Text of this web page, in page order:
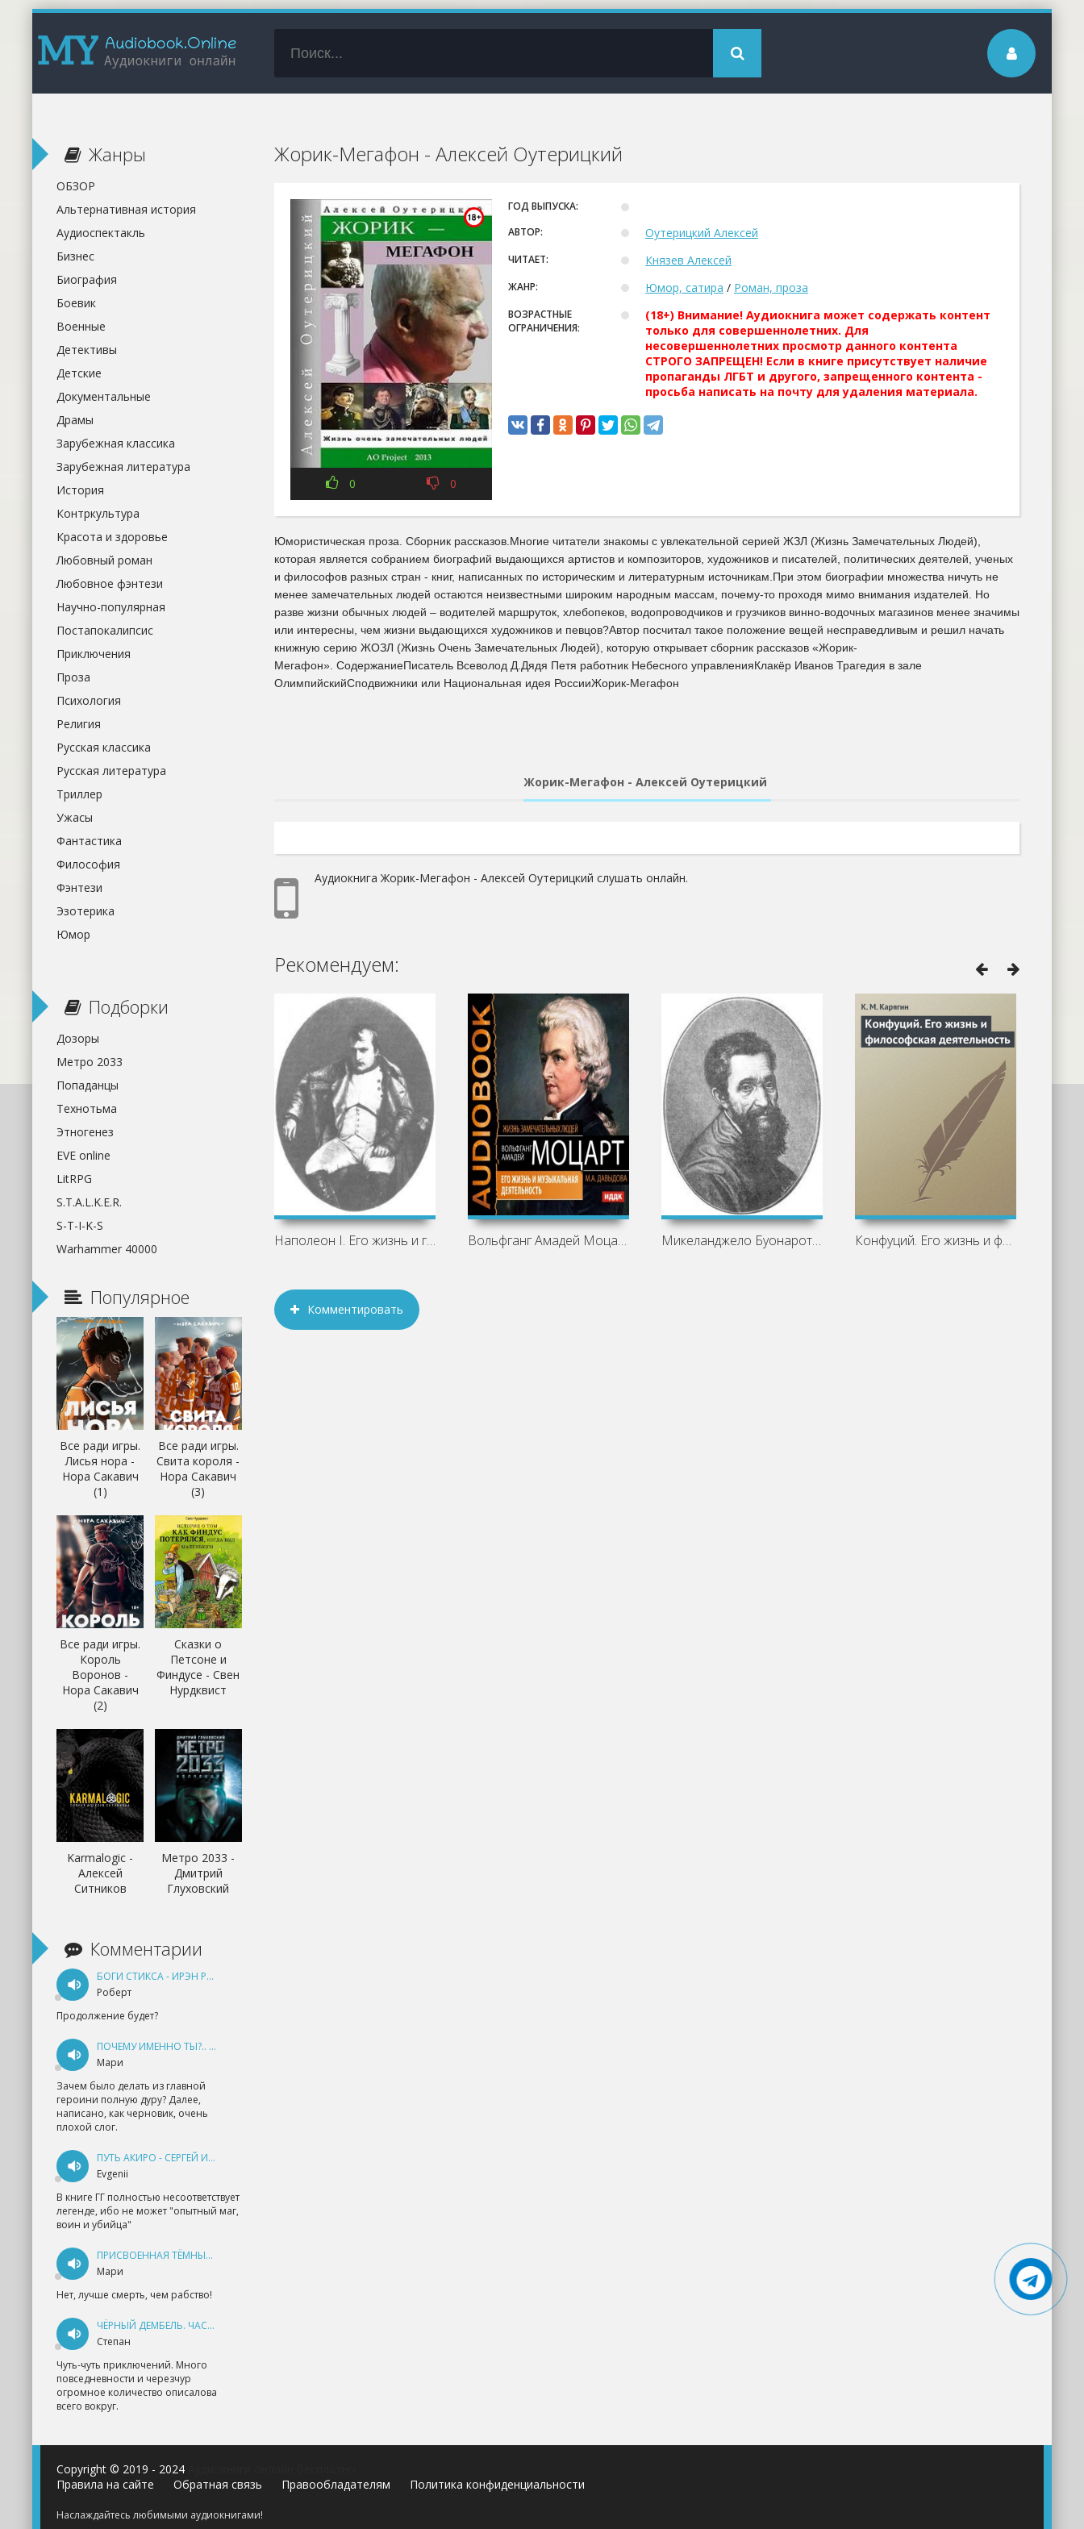
Жорик-Мегафон - Алексей Оутерицкий
0 0
ГОД ВЫПУСКА:
АВТОР:
Оутерицкий Алексей
ЧИТАЕТ: Князев Алексей
ЖАНР: Юмор, сатира / Роман, проза
ВОЗРАСТНЫЕ
ОГРАНИЧЕНИЯ:
(18+) Внимание! Аудиокнига может содержать контент
только для совершеннолетних. Для
несовершеннолетних просмотр данного контента
СТРОГО ЗАПРЕЩЕН! Если в книге присутствует наличие
пропаганды ЛГБТ и другого, запрещенного контента -
просьба написать на почту для удаления материала.
Юмористическая проза. Сборник рассказов.Многие читатели знакомы с увлекательной серией ЖЗЛ (Жизнь Замечательных Людей),
которая является собранием биографий выдающихся артистов и композиторов, художников и писателей, политических деятелей, ученых
и философов разных стран - книг, написанных по историческим и литературным источникам.При этом биографии множества ничуть не
менее замечательных людей остаются неизвестными широким народным массам, почему-то проходя мимо внимания издателей. Но
разве жизни обычных людей – водителей маршруток, хлебопеков, водопроводчиков и грузчиков винно-водочных магазинов менее значимы
или интересны, чем жизни выдающихся художников и певцов?Автор посчитал такое положение вещей несправедливым и решил начать
книжную серию ЖОЗЛ (Жизнь Очень Замечательных Людей), которую открывает сборник рассказов «Жорик-
Мегафон». СодержаниеПисатель Всеволод Д.Дядя Петя работник Небесного управленияКлакёр Иванов Трагедия в зале
ОлимпийскийСподвижники или Национальная идея РоссииЖорик-Мегафон
Жорик-Мегафон - Алексей Оутерицкий
Аудиокнига Жорик-Мегафон - Алексей Оутерицкий слушать онлайн.
Рекомендуем:
Наполеон I. Его жизнь и государственная Вольфганг Амадей Моцарт. Его жизнь и Микеланджело Буонаротти. Его жизнь и Конфуций. Его жизнь и философская
Комментировать
Жанры
ОБЗОР
Альтернативная история
Аудиоспектакль
Бизнес
Биография
Боевик
Военные
Детективы
Детские
Документальные
Драмы
Зарубежная классика
Зарубежная литература
История
Контркультура
Красота и здоровье
Любовный роман
Любовное фэнтези
Научно-популярная
Постапокалипсис
Приключения
Проза
Психология
Религия
Русская классика
Русская литература
Триллер
Ужасы
Фантастика
Философия
Фэнтези
Эзотерика
Юмор
Подборки
Дозоры
Метро 2033
Попаданцы
Технотьма
Этногенез
EVE online
LitRPG
S.T.A.L.K.E.R.
S-T-I-K-S
Warhammer 40000
Популярное
Все ради игры.
Лисья нора -
Нора Сакавич
(1)
Все ради игры.
Свита короля -
Нора Сакавич
(3)
Все ради игры.
Король
Воронов -
Нора Сакавич
(2)
Сказки о
Петсоне и
Финдусе - Свен
Нурдквист
Karmalogic -
Алексей
Ситников
Метро 2033 -
Дмитрий
Глуховский
Комментарии
БОГИ СТИКСА - ИРЭН РУДКЕВИЧ
Роберт
Продолжение будет?
ПОЧЕМУ ИМЕННО ТЫ?.. КНИГА 1 - ЕКАТЕРИНА ЮДИНА
Мари
Зачем было делать из главной
героини полную дуру? Далее,
написано, как черновик, очень
плохой слог.
ПУТЬ АКИРО - СЕРГЕЙ ИЗМАЙЛОВ
Evgenii
В книге ГГ полностью несоответствует
легенде, ибо не может "опытный маг,
воин и убийца"
ПРИСВОЕННАЯ ТЁМНЫМ. ПРОКЛЯТАЯ ЛЮБОВЬ - АННА ГЕРР
Мари
Нет, лучше смерть, чем рабство!
ЧЁРНЫЙ ДЕМБЕЛЬ. ЧАСТЬ 1 - АНДРЕЙ ФЕДИН
Степан
Чуть-чуть приключений. Много
повседневности и черезчур
огромное количество описалова
всего вокруг.
Copyright © 2019 - 2024
Правила на сайте
Обратная связь Правообладателям Политика конфиденциальности
Наслаждайтесь любимыми аудиокнигами!